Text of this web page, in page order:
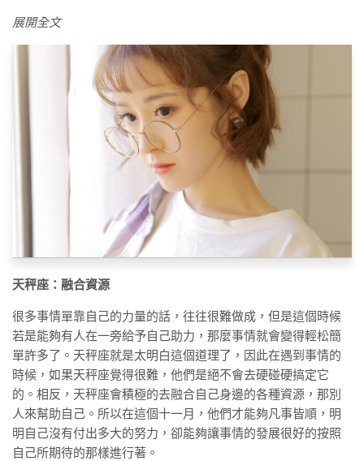
展開全文
天秤座：融合資源
很多事情單靠自己的力量的話，往往很難做成，但是這個時候
若是能夠有人在一旁給予自己助力，那麼事情就會變得輕松簡
單許多了。天秤座就是太明白這個道理了，因此在遇到事情的
時候，如果天秤座覺得很難，他們是絕不會去硬碰硬搞定它
的。相反，天秤座會積極的去融合自己身邊的各種資源，那別
人來幫助自己。所以在這個十一月，他們才能夠凡事皆順，明
明自己沒有付出多大的努力，卻能夠讓事情的發展很好的按照
自己所期待的那樣進行著。